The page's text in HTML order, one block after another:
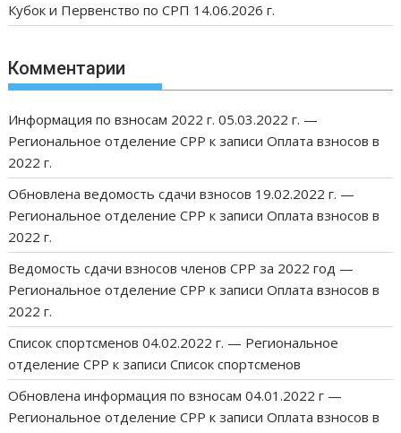
Кубок и Первенство по СРП 14.06.2026 г.
Комментарии
Информация по взносам 2022 г. 05.03.2022 г. —
Региональное отделение СРР к записиОплата взносов в
2022 г.
Обновлена ведомость сдачи взносов 19.02.2022 г. —
Региональное отделение СРР к записиОплата взносов в
2022 г.
Ведомость сдачи взносов членов СРР за 2022 год —
Региональное отделение СРР к записиОплата взносов в
2022 г.
Список спортсменов 04.02.2022 г. — Региональное
отделение СРР к записиСписок спортсменов
Обновлена информация по взносам 04.01.2022 г —
Региональное отделение СРР к записиОплата взносов в